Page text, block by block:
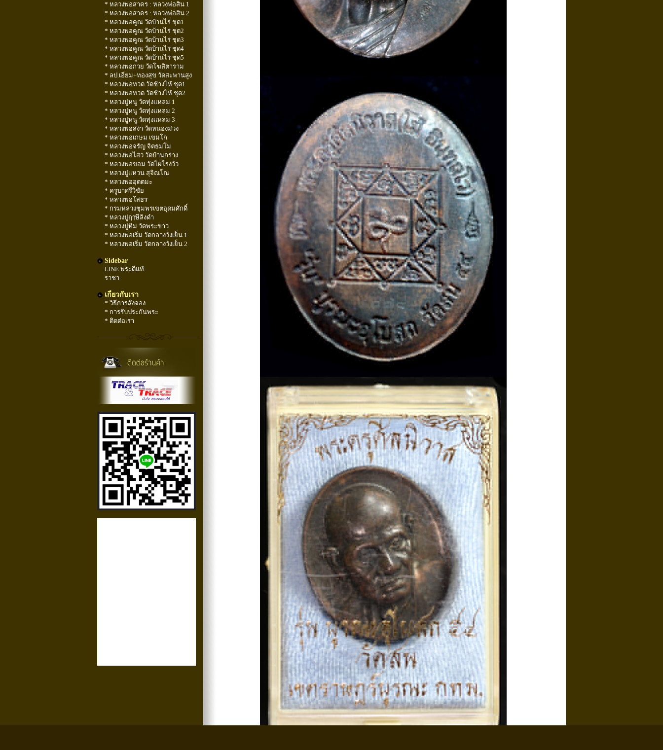
* หลวงพ่อสาคร : หลวงพ่อสิน 1
* หลวงพ่อสาคร : หลวงพ่อสิน 2
* หลวงพ่อคูณ วัดบ้านไร่ ชุด1
* หลวงพ่อคูณ วัดบ้านไร่ ชุด2
* หลวงพ่อคูณ วัดบ้านไร่ ชุด3
* หลวงพ่อคูณ วัดบ้านไร่ ชุด4
* หลวงพ่อคูณ วัดบ้านไร่ ชุด5
* หลวงพ่อกวย วัดโฆสิตาราม
* ลป.เอี่ยม+ทองสุข วัดสะพานสูง
* หลวงพ่อทวด วัดช้างไห้ ชุด1
* หลวงพ่อทวด วัดช้างไห้ ชุด2
* หลวงปู่หนู วัดทุ่งแหลม 1
* หลวงปู่หนู วัดทุ่งแหลม 2
* หลวงปู่หนู วัดทุ่งแหลม 3
* หลวงพ่อสง่า วัดหนองม่วง
* หลวงพ่อเกษม เขมโก
* หลวงพ่อจรัญ จิตธมโม
* หลวงพ่อไสว วัดบ้านกร่าง
* หลวงพ่อขอม วัดไผ่โรงวัว
* หลวงปู่แหวน สุจิณโณ
* หลวงพ่ออุตตมะ
* ครูบาศรีวิชัย
* หลวงพ่อโสธร
* กรมหลวงชุมพรเขตอุดมศักดิ์
* หลวงปู่ฤๅษีลิงดำ
* หลวงปู่ทิม วัดพระขาว
* หลวงพ่อเริ่ม วัดกลางวังเย็น 1
* หลวงพ่อเริ่ม วัดกลางวังเย็น 2
Sidebar
LINE พระดีแท้
ราชา
เกี่ยวกับเรา
* วิธีการสั่งจอง
* การรับประกันพระ
* ติดต่อเรา